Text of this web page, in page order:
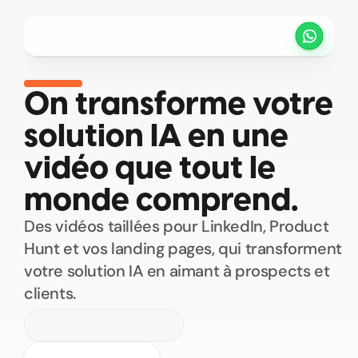
ProjetsTarifsMéthodeClients
FR
PRENDRE UN RENDEZ VOUS
On transforme votre
solution IA en une
vidéo que tout le
monde comprend.
Des vidéos taillées pour LinkedIn, Product
Hunt et vos landing pages, qui transforment
votre solution IA en aimant à prospects et
clients.